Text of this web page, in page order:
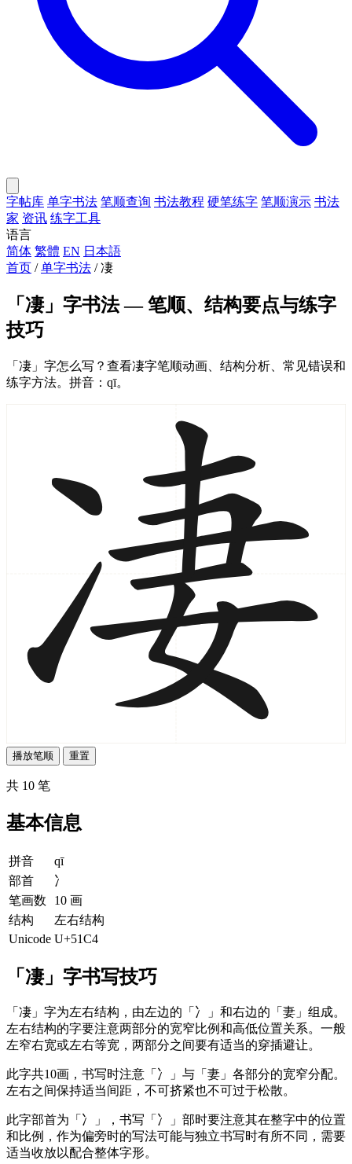
字帖库 单字书法 笔顺查询 书法教程 硬笔练字 笔顺演示 书法
家 资讯 练字工具
语言
简体 繁體 EN 日本語
首页 / 单字书法 / 凄
「凄」字书法 — 笔顺、结构要点与练字
技巧
「凄」字怎么写？查看凄字笔顺动画、结构分析、常见错误和
练字方法。拼音：qī。
播放笔顺 重置
共 10 笔
基本信息
拼音
qī
部首
冫
笔画数
10 画
结构
左右结构
Unicode U+51C4
「凄」字书写技巧
「凄」字为左右结构，由左边的「冫」和右边的「妻」组成。
左右结构的字要注意两部分的宽窄比例和高低位置关系。一般
左窄右宽或左右等宽，两部分之间要有适当的穿插避让。
此字共10画，书写时注意「冫」与「妻」各部分的宽窄分配。
左右之间保持适当间距，不可挤紧也不可过于松散。
此字部首为「冫」，书写「冫」部时要注意其在整字中的位置
和比例，作为偏旁时的写法可能与独立书写时有所不同，需要
适当收放以配合整体字形。